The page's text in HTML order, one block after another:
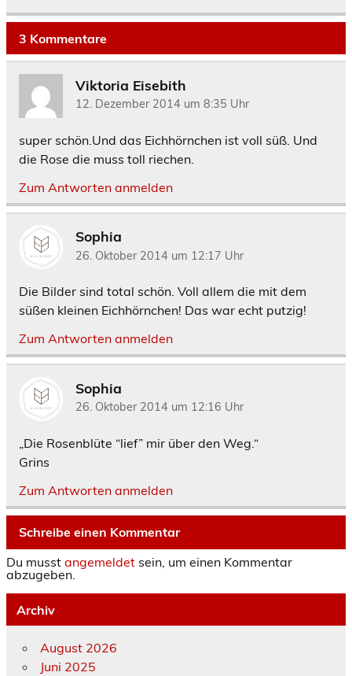
3 Kommentare
Viktoria Eisebith
12. Dezember 2014 um 8:35 Uhr
super schön.Und das Eichhörnchen ist voll süß. Und
die Rose die muss toll riechen.
Zum Antworten anmelden
Sophia
26. Oktober 2014 um 12:17 Uhr
Die Bilder sind total schön. Voll allem die mit dem
süßen kleinen Eichhörnchen! Das war echt putzig!
Zum Antworten anmelden
Sophia
26. Oktober 2014 um 12:16 Uhr
„Die Rosenblüte “lief” mir über den Weg.“
Grins
Zum Antworten anmelden
Schreibe einen Kommentar
Du musst angemeldet sein, um einen Kommentar
abzugeben.
Archiv
August 2026
Juni 2025